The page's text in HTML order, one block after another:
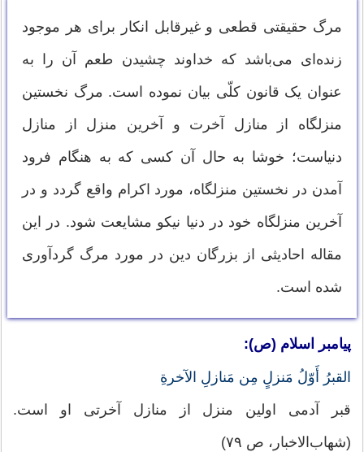
مرگ حقیقتی قطعی و غیرقابل انکار برای هر موجود
زنده‌ای می‌باشد که خداوند چشیدن طعم آن را به
عنوان یک قانون کلّی بیان نموده است. مرگ نخستين
منزلگاه از منازل آخرت و آخرين منزل از منازل
دنياست؛ خوشا به حال آن کسی كه به هنگام فرود
آمدن در نخستين منزلگاه، مورد اكرام واقع گردد و در
آخرين منزلگاه خود در دنیا نيكو مشايعت شود. در این
مقاله احادیثی از بزرگان دین در مورد مرگ گردآوری
شده است.
پیامبر اسلام (ص):
القبرُ أَوّلُ مَنزلٍ مِن مَنازلِ الآخرةِ
قبر آدمی اولین منزل از منازل آخرتی او است.
(شهاب‌الاخبار، ص ٧٩)